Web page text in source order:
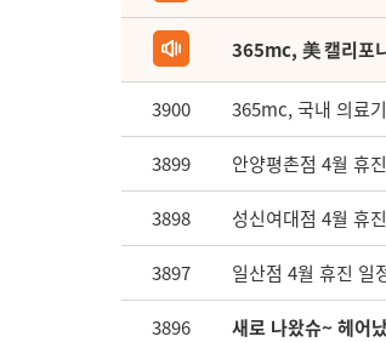
365mc, 美 캘리포
3900 365mc, 국내 의료
3899 안양평촌점 4월 휴
3898 성신여대점 4월 휴
3897 일산점 4월 휴진 일
3896 새로 나왔슈~ 헤어